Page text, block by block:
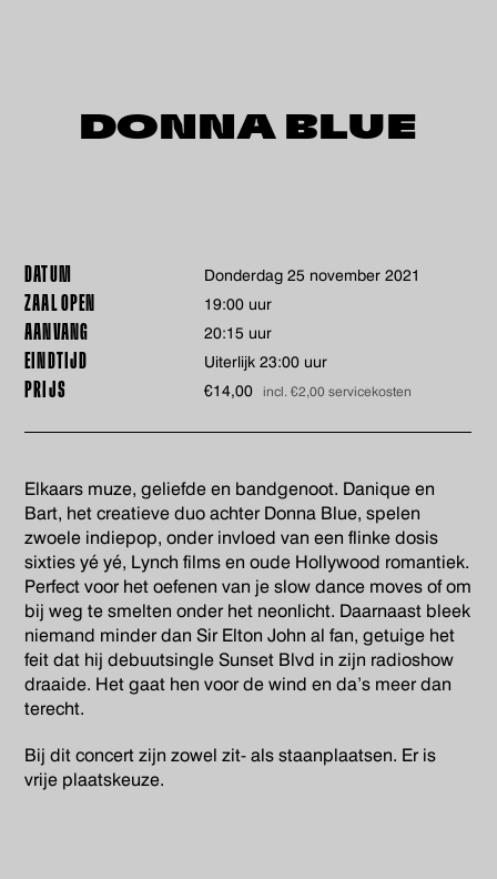
DONNA BLUE
DATUM donderdag 25 november 2021
ZAAL OPEN 19:00 uur
AANVANG 20:15 uur
EINDTIJD Uiterlijk 23:00 uur
PRIJS €14,00 incl. €2,00 servicekosten
Elkaars muze, geliefde en bandgenoot. Danique en
Bart, het creatieve duo achter Donna Blue, spelen
zwoele indiepop, onder invloed van een flinke dosis
sixties yé yé, Lynch films en oude Hollywood romantiek.
Perfect voor het oefenen van je slow dance moves of om
bij weg te smelten onder het neonlicht. Daarnaast bleek
niemand minder dan Sir Elton John al fan, getuige het
feit dat hij debuutsingle Sunset Blvd in zijn radioshow
draaide. Het gaat hen voor de wind en da’s meer dan
terecht.
Bij dit concert zijn zowel zit- als staanplaatsen. Er is
vrije plaatskeuze.